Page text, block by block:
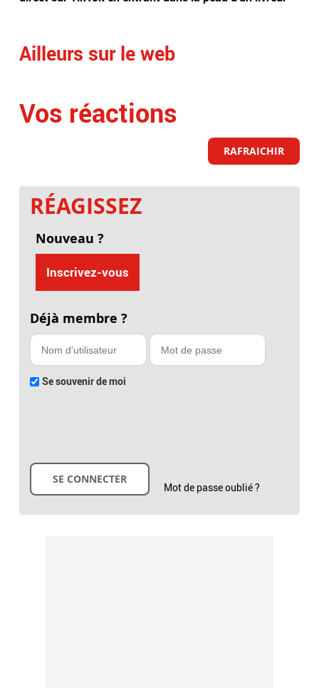
Ailleurs sur le web
Vos réactions
RAFRAICHIR
RÉAGISSEZ
Nouveau ?
Inscrivez-vous
Déjà membre ?
Se souvenir de moi
Mot de passe oublié ?